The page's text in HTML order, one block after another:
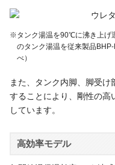
※タンク湯温を90℃に沸き上げ
のタンク湯温を従来製品
べ）
また、タンク内脚、脚受
することにより、剛性の高
しています。
高効率モデル